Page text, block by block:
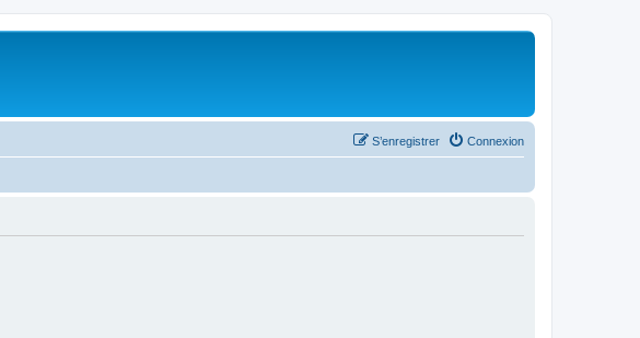
Connexion
S’enregistrer